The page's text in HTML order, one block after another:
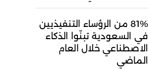
81% من الرؤساء التنفيذيين
في السعودية تبنّوا الذكاء
الاصطناعي خلال العام
الماضي